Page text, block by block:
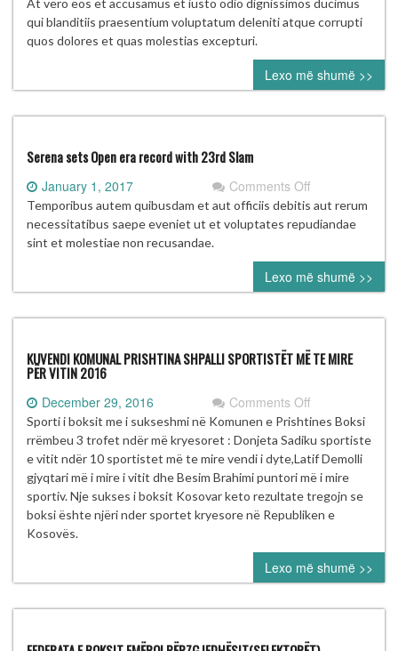
returns
Real
Madrid
after
ankle
qui blanditiis praesentium voluptatum deleniti atque corrupti
quos dolores et quas molestias excepturi.
Lexo më shumë >>
Serena sets Open era record with 23rd Slam
January 1, 2017 Comments Offon
Serena
sets
era
record
with
23rd
Temporibus autem quibusdam et aut officiis debitis aut rerum
necessitatibus saepe eveniet ut et voluptates repudiandae
sint et molestiae non recusandae.
Lexo më shumë >>
KUVENDI KOMUNAL PRISHTINA SHPALLI SPORTISTËT MË TE MIRE
PËR VITIN 2016
December 29, 2016 Comments Offon
KUVENDI
KOMUNAL
PRISHTINA
SHPALLI
SPORTISTËT
MË
MIRE
PËR
VITIN
2016
Sporti i boksit me i sukseshmi në Komunen e Prishtines Boksi
rrëmbeu 3 trofet ndër më kryesoret : Donjeta Sadiku sportiste
e vitit ndër 10 sportistet më te mire vendi i dyte,Latif Demolli
gjyqtari më i mire i vitit dhe Besim Brahimi puntori më i mire
sportiv. Nje sukses i boksit Kosovar keto rezultate tregojn se
boksi ështe njëri nder sportet kryesore në Republiken e
Kosovës.
Lexo më shumë >>